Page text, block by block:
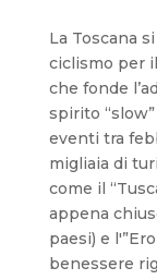
La Toscana
ciclismo per
che fonde
spirito
eventi tra
migliaia di
come il
appena
paesi) e
benessere